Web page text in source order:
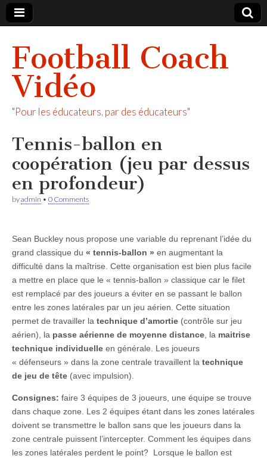
Football Coach
Vidéo
"Pour les éducateurs, par des éducateurs"
Tennis-ballon en
coopération (jeu par dessus
en profondeur)
byadmin • 0 Comments
Sean Buckley nous propose une variable du reprenant l’idée du
grand classique du « tennis-ballon » en augmentant la
difficulté dans la maîtrise. Cette organisation est bien plus facile
a mettre en place que le « tennis-ballon » classique car le filet
est remplacé par des joueurs a éviter en se passant le ballon
entre les zones latérales par un jeu aérien. Cette situation
permet de travailler la technique d’amortie (contrôle sur jeu
aérien), la passe aérienne de moyenne distance , la maitrise
technique individuelle en générale. Les joueurs
« défenseurs » dans la zone centrale travaillent la technique
de jeu de tête (avec impulsion).
Consignes: faire 3 équipes de 3 joueurs, une équipe se trouve
dans chaque zone. Les 2 équipes étant dans les zones latérales
doivent se transmettre le ballon sans que les joueurs dans la
zone centrale puissent l’intercepter. Comment les équipes dans
les zones latérales perdent le point? Lorsque le ballon est